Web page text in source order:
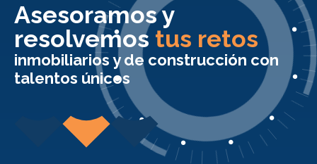
Asesoramos y
resolvemos tus retos
inmobiliarios y de construcción con
talentos únicos